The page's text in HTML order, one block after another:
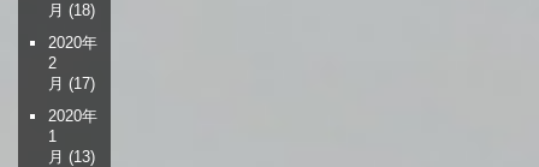
月 (18)
2020年
2
月 (17)
2020年
1
月 (13)